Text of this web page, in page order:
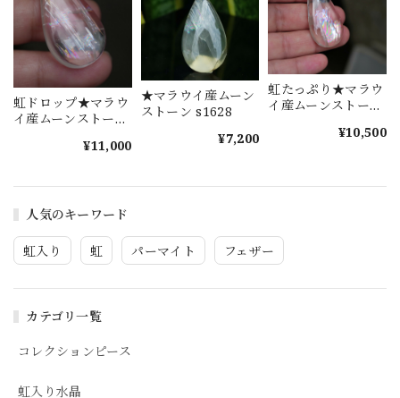
人気のキーワード
虹入り 虹 パーマイト フェザー
カテゴリ一覧
コレクションピース
虹入り水晶
虹ドロップ★マラウ
イ産ムーンストーン
¥11,000
★マラウイ産ムーン
ストーン s1628
¥7,200
虹たっぷり★マラウ
イ産ムーンストーン
¥10,500